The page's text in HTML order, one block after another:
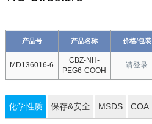
产品号 产品名称 价格/包装
MD136016-6
CBZ-NH-
PEG6-COOH
请登录
化学性质 保存&安全 MSDS COA